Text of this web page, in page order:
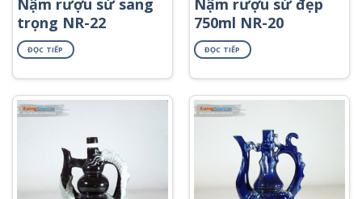
trọng NR-22
ĐỌC TIẾP
750ml NR-20
ĐỌC TIẾP